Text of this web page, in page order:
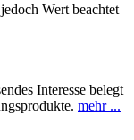
Wert beachtet
Interesse belegt
mehr ...